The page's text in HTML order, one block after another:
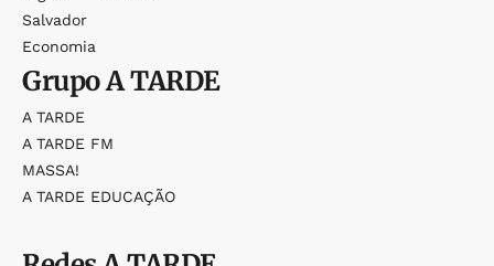
Salvador
Economia
GrupoA TARDE
A TARDE
A TARDE FM
MASSA!
A TARDE EDUCAÇÃO